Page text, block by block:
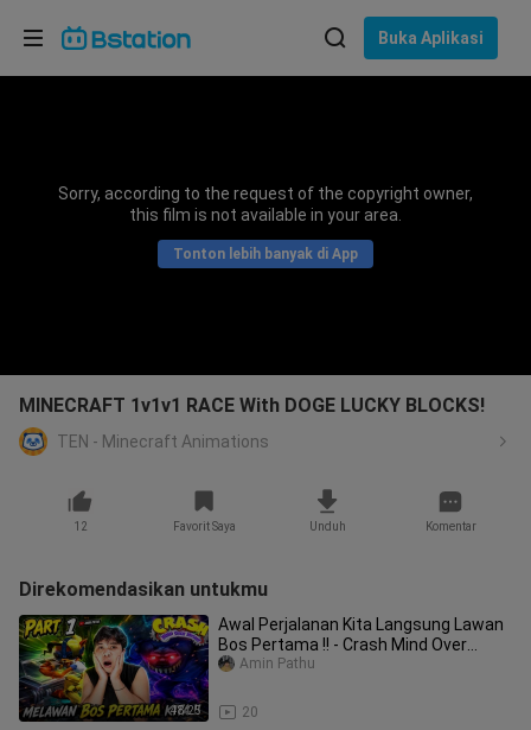
Buka Aplikasi
Sorry, according to the request of the copyright owner,
this film is not available in your area.
Tonton lebih banyak di App
MINECRAFT 1v1v1 RACE With DOGE LUCKY BLOCKS!
TEN - Minecraft Animations
12 Favorit Saya Unduh Komentar
Direkomendasikan untukmu
48:25
Awal Perjalanan Kita Langsung Lawan
Bos Pertama !! - Crash Mind Over
Mutant Indonesia Part 1
20
Amin Pathu
Pilih bahasa
Bahasa Indonesia